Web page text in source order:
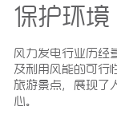
保护环境
风力发电行业历经
及利用风能的可行
旅游景点，展现了
心。